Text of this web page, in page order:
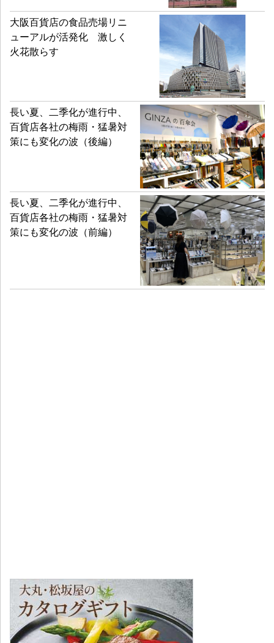
大阪百貨店の食品売場リニ
ューアルが活発化 激しく
火花散らす
長い夏、二季化が進行中、
百貨店各社の梅雨・猛暑対
策にも変化の波（後編）
長い夏、二季化が進行中、
百貨店各社の梅雨・猛暑対
策にも変化の波（前編）